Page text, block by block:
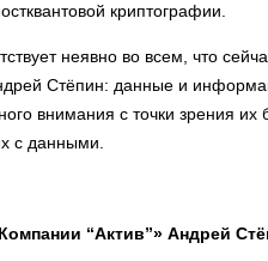
криптографии.
неявно во всем, что
Стёпин: данные и
внимания с точки зрения их
с данными.
“Актив”» Андрей